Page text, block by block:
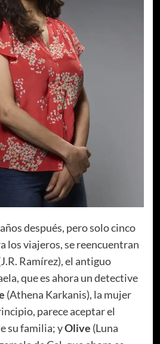
después, pero solo cinco
los viajeros, se reencuentran
Ramírez), el antiguo
que es ahora un detective
(Athena Karkanis), la mujer
parece aceptar el
su familia; yOlive (Luna